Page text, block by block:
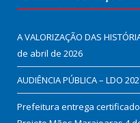
A VALORIZAÇÃO DAS
de abril de 2026
AUDIÊNCIA PÚBLICA – LDO
Prefeitura entrega